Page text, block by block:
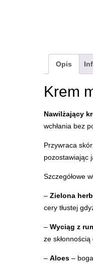
Opis
Krem
Nawilżający
wchłania bez
Przywraca
pozostawiając
Szczegółowe
– Zielona
cery tłustej
– Wyciąg z
ze
– Aloes –